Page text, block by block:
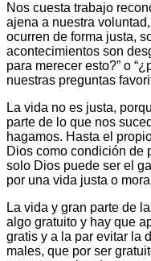
Nos cuesta trabajo
ajena a nuestra
ocurren de forma justa,
acontecimientos son
para merecer esto?” o
nuestras preguntas
La vida no es justa,
parte de lo que nos
hagamos. Hasta el
Dios como condición de
solo Dios puede ser el
por una vida justa o
La vida y gran parte de
algo gratuito y hay que
gratis y a la par evitar la
males, que por ser